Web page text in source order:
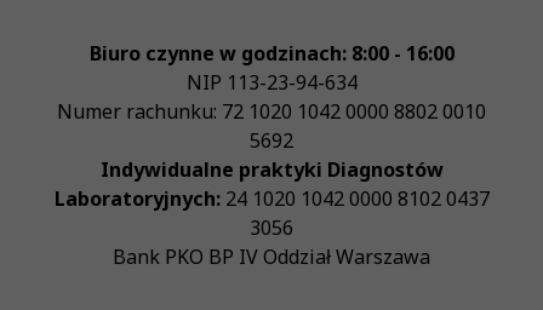
Biuro czynne w godzinach: 8:00 - 16:00
NIP 113-23-94-634
Numer rachunku: 72 1020 1042 0000 8802 0010
5692
Indywidualne praktyki Diagnostów
Laboratoryjnych:24 1020 1042 0000 8102 0437
3056
Bank PKO BP IV Oddział Warszawa